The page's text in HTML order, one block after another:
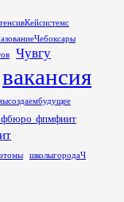
Чувгу
вакансия
школыгородаЧ